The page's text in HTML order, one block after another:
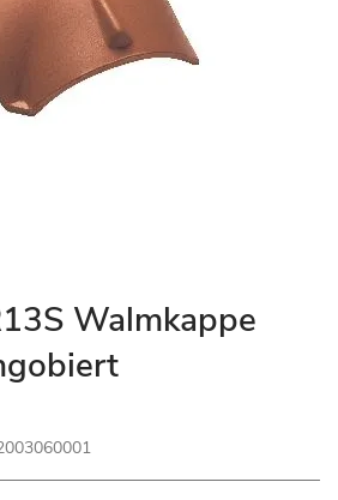
Walmkappe